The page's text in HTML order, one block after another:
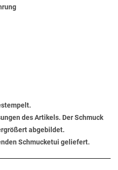
des Artikels. Der Schmuck
abgebildet.
Schmucketui geliefert.